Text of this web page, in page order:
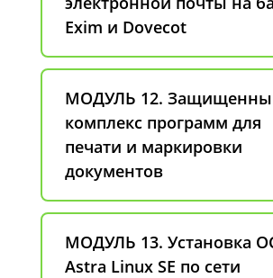
Exim и Dovecot
МОДУЛЬ 12.
комплекс программ для
печати и маркировки
документов
МОДУЛЬ 13. Установка
Astra Linux SE по сети